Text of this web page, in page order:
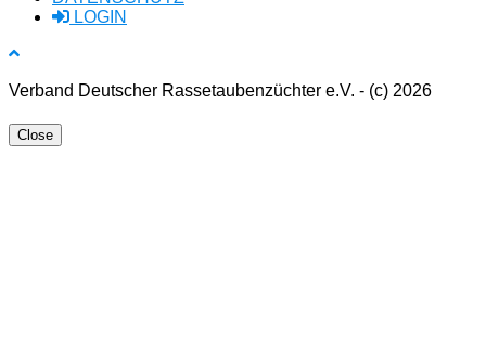
LOGIN
Verband Deutscher Rassetaubenzüchter e.V. - (c) 2026
Close